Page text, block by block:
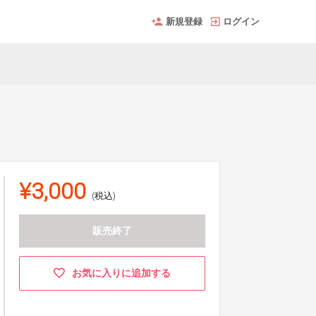
新規登録 ログイン
¥3,000 (税込)
販売終了
お気に入りに追加する